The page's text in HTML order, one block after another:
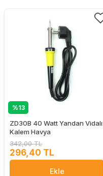
%13
ZD30B 40 Watt Yandan Vidalı
Kalem Havya
342,00 TL
296,40 TL
Ekle